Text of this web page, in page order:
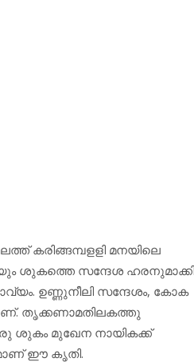
കരിങ്ങമ്പളളി മനയിലെ
ശുകത്തെ സന്ദേശ ഹരനുമാക്കി
ഉണ്ണുനീലി സന്ദേശം, കോക
തൃക്കണാമതിലകത്തു
ശുകം മുഖേന നായികക്ക്
ഈ കൃതി.